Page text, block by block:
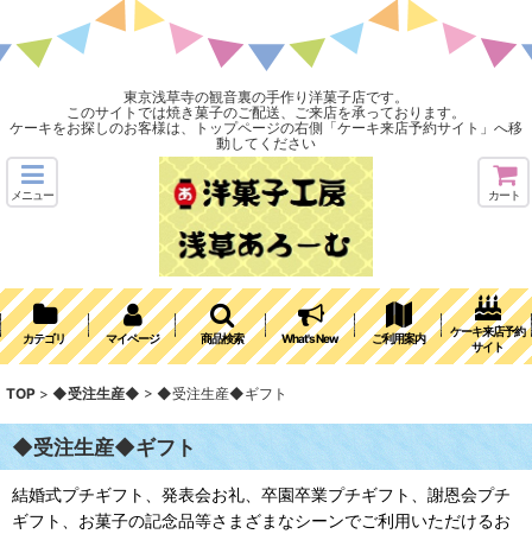
東京浅草寺の観音裏の手作り洋菓子店です。
このサイトでは焼き菓子のご配送、ご来店を承っております。
ケーキをお探しのお客様は、トップページの右側「ケーキ来店予約サイト」へ移
動してください
メニュー カート
カテゴリ マイページ 商品検索 What's New ご利用案内
ケーキ来店予約
サイト
TOP > ◆受注生産◆ > ◆受注生産◆ギフト
◆受注生産◆ギフト
結婚式プチギフト、発表会お礼、卒園卒業プチギフト、謝恩会プチ
ギフト、お菓子の記念品等さまざまなシーンでご利用いただけるお